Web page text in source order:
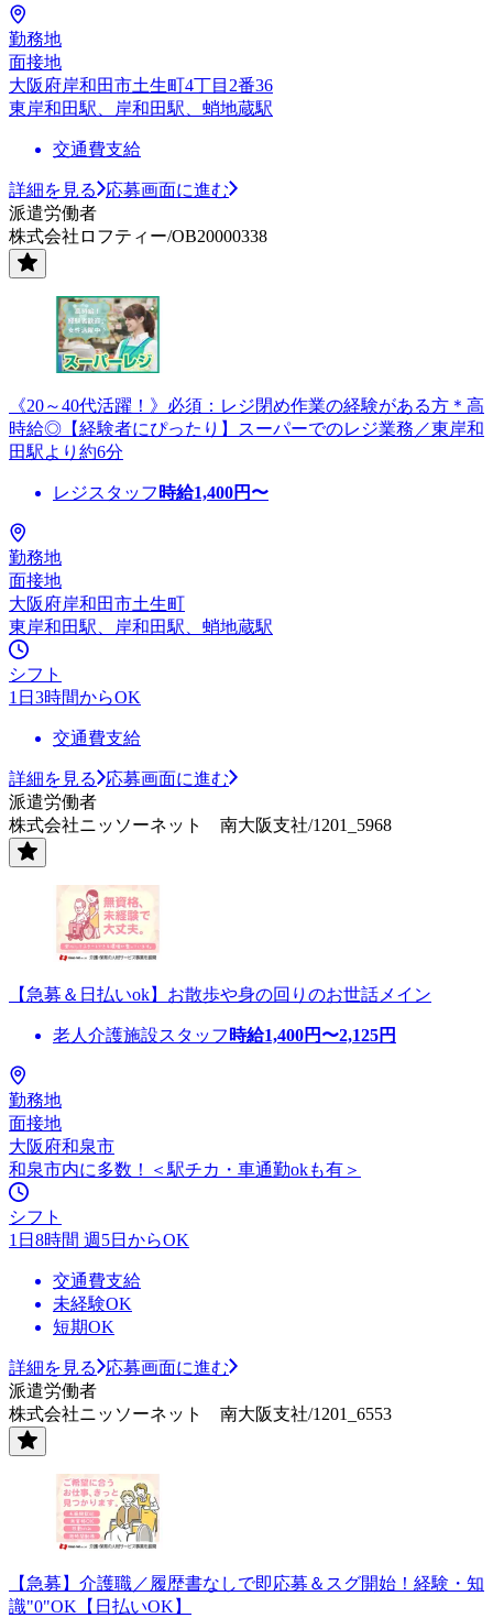
勤務地
面接地
大阪府岸和田市土生町4丁目2番36
東岸和田駅、岸和田駅、蛸地蔵駅
交通費支給
詳細を見る
応募画面に進む
派遣労働者
株式会社ロフティー/OB20000338
《20～40代活躍！》必須：レジ閉め作業の経験がある方＊高
時給◎【経験者にぴったり】スーパーでのレジ業務／東岸和
田駅より約6分
レジスタッフ 時給1,400円〜
勤務地
面接地
大阪府岸和田市土生町
東岸和田駅、岸和田駅、蛸地蔵駅
シフト
1日3時間からOK
交通費支給
詳細を見る
応募画面に進む
派遣労働者
株式会社ニッソーネット 南大阪支社/1201_5968
【急募＆日払いok】お散歩や身の回りのお世話メイン
老人介護施設スタッフ 時給1,400円〜2,125円
勤務地
面接地
大阪府和泉市
和泉市内に多数！＜駅チカ・車通勤okも有＞
シフト
1日8時間 週5日からOK
交通費支給
未経験OK
短期OK
詳細を見る
応募画面に進む
派遣労働者
株式会社ニッソーネット 南大阪支社/1201_6553
【急募】介護職／履歴書なしで即応募＆スグ開始！経験・知
識"0"OK【日払いOK】